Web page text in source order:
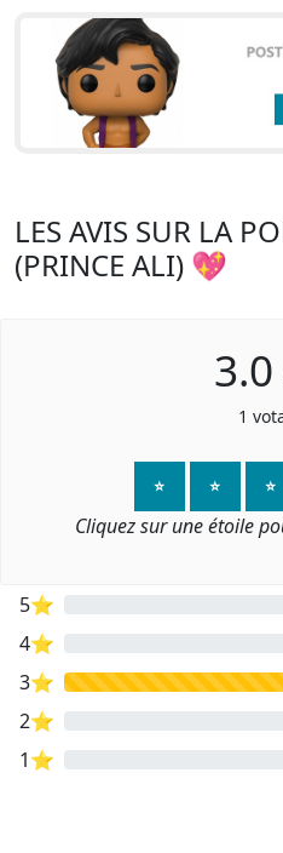
LES AVIS SUR LA
(PRINCE ALI) 💖
3.0
1
⭐ ⭐ ⭐
Cliquez sur une étoile
5⭐
4⭐
3⭐
2⭐
1⭐